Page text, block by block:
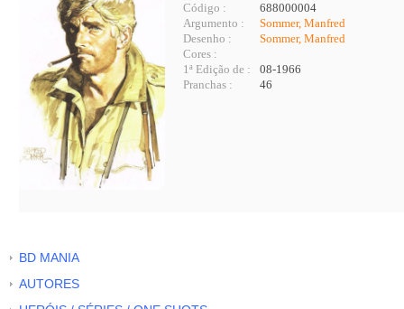
Código :
688000004
Argumento :
Sommer, Manfred
Desenho :
Sommer, Manfred
Cores :
1ª Edição de :
08-1966
Pranchas :
46
BD MANIA
AUTORES